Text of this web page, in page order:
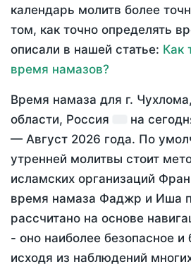
календарь молитв более
том, как точно определять
описали в нашей статье: Как
время намазов?
Время намаза для г.
области, Россия
на
— Август 2026 года. По
утренней молитвы стоит
исламских организаций
время намаза Фаджр и Иша
рассчитано на основе
- оно наиболее безопасное и
исходя из наблюдений